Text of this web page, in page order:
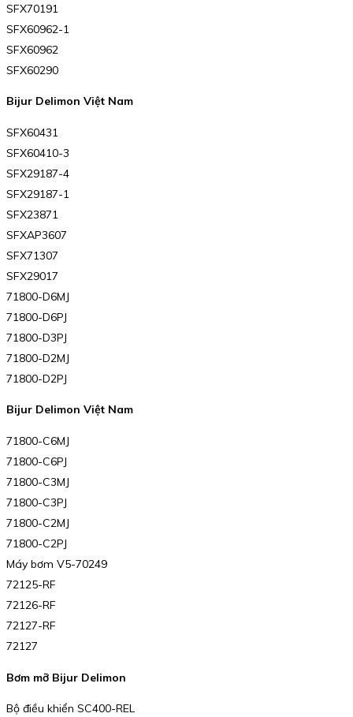
SFX70191
SFX60962-1
SFX60962
SFX60290
Bijur Delimon Việt Nam
SFX60431
SFX60410-3
SFX29187-4
SFX29187-1
SFX23871
SFXAP3607
SFX71307
SFX29017
71800-D6MJ
71800-D6PJ
71800-D3PJ
71800-D2MJ
71800-D2PJ
Bijur Delimon Việt Nam
71800-C6MJ
71800-C6PJ
71800-C3MJ
71800-C3PJ
71800-C2MJ
71800-C2PJ
Máy bơm V5-70249
72125-RF
72126-RF
72127-RF
72127
Bơm mỡ Bijur Delimon
Bộ điều khiển SC400-REL